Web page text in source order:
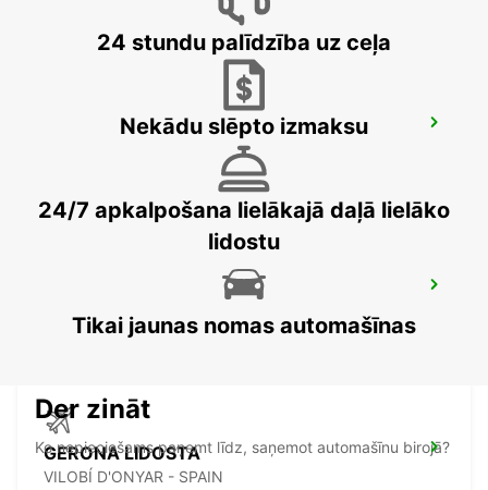
MATARO
TARRAGONA CAMP MAIN STATION
TARRAGONA - SPAIN
GERONA LIDOSTA
VILOBÍ D'ONYAR - SPAIN
24 stundu palīdzība uz ceļa
Nekādu slēpto izmaksu
24/7 apkalpošana lielākajā daļā lielāko
lidostu
Tikai jaunas nomas automašīnas
Der zināt
Ko nepieciešams paņemt līdz, saņemot automašīnu birojā?